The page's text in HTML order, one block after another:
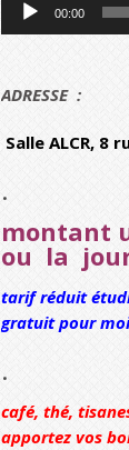
audio
00:00
ADRESSE :
Salle ALCR, 8
.
montant
ou la
tarif réduit
gratuit pour
.
café, thé,
apportez vos